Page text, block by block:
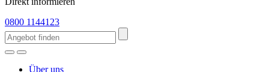
0800 1144123
Über uns